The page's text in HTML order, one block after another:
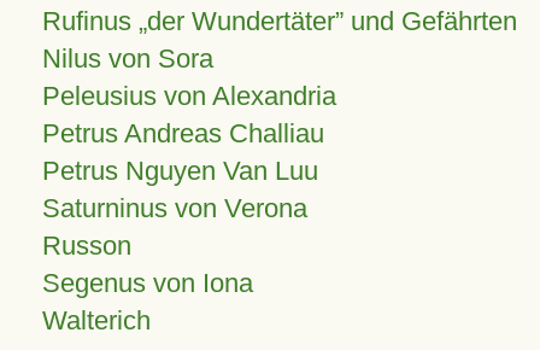
Rufinus „der Wundertäter” und Gefährten
Nilus von Sora
Peleusius von Alexandria
Petrus Andreas Challiau
Petrus Nguyen Van Luu
Saturninus von Verona
Russon
Segenus von Iona
Walterich